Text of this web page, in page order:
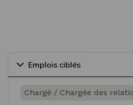
Emplois ciblés
Chargé / Chargée des